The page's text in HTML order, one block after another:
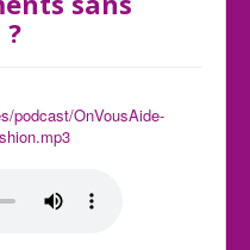
podcast/OnVousAide-